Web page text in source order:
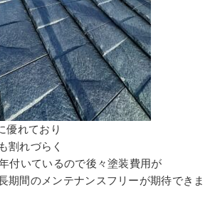
優れており⠀
割れづらく
付いているので後々塗装費用が⠀
期間のメンテナンスフリーが期待できま